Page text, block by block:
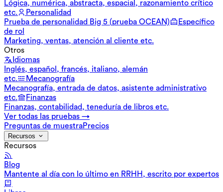
Lógica, numérica, abstracta, espacial, razonamiento crítico
etc.
Personalidad
Prueba de personalidad Big 5 (prueba OCEAN)
Específico
de rol
Marketing, ventas, atención al cliente etc.
Otros
Idiomas
Inglés, español, francés, italiano, alemán
etc.
Mecanografía
Mecanografía, entrada de datos, asistente administrativo
etc.
Finanzas
Finanzas, contabilidad, teneduría de libros etc.
Ver todas las pruebas →
Preguntas de muestraPrecios
Recursos
Recursos
Blog
Mantente al día con lo último en RRHH, escrito por expertos